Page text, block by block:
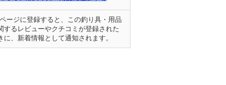
ージに登録すると、この釣り具・用品
するレビューやクチコミが登録された
に、新着情報として通知されます。